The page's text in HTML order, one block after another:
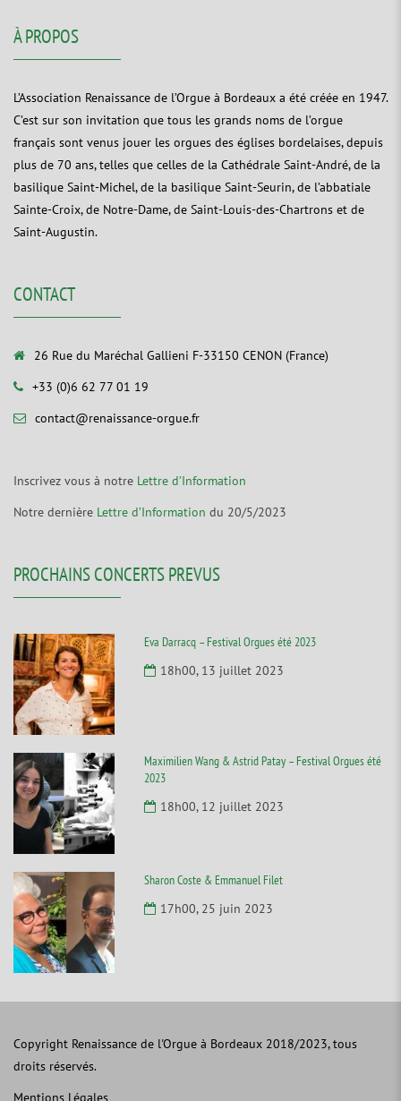
À PROPOS
L’Association Renaissance de l’Orgue à Bordeaux a été créée en 1947.
C’est sur son invitation que tous les grands noms de l’orgue
français sont venus jouer les orgues des églises bordelaises, depuis
plus de 70 ans, telles que celles de la Cathédrale Saint-André, de la
basilique Saint-Michel, de la basilique Saint-Seurin, de l’abbatiale
Sainte-Croix, de Notre-Dame, de Saint-Louis-des-Chartrons et de
Saint-Augustin.
CONTACT
26 Rue du Maréchal Gallieni F-33150 CENON (France)
+33 (0)6 62 77 01 19
contact@renaissance-orgue.fr
Inscrivez vous à notre Lettre d’Information
Notre dernière Lettre d’Information du 20/5/2023
PROCHAINS CONCERTS PREVUS
Eva Darracq – Festival Orgues été 2023
18h00, 13 juillet 2023
Maximilien Wang & Astrid Patay – Festival Orgues été
2023
18h00, 12 juillet 2023
Sharon Coste & Emmanuel Filet
17h00, 25 juin 2023
Copyright Renaissance de l'Orgue à Bordeaux 2018/2023, tous
droits réservés.
Mentions Légales